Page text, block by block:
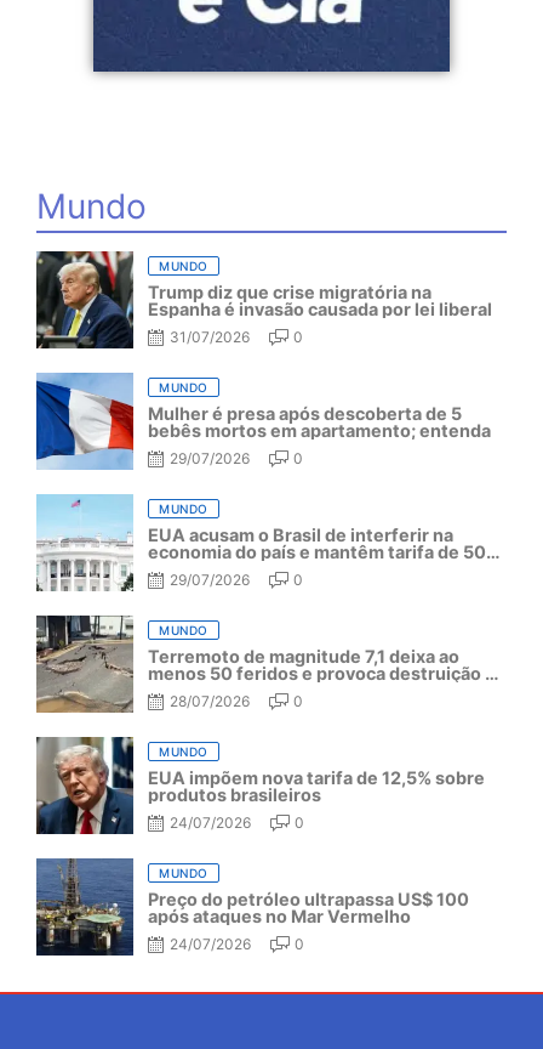
Mundo
MUNDO
Trump diz que crise migratória na
Espanha é invasão causada por lei liberal
31/07/2026 0
MUNDO
Mulher é presa após descoberta de 5
bebês mortos em apartamento; entenda
29/07/2026 0
MUNDO
EUA acusam o Brasil de interferir na
economia do país e mantêm tarifa de 50%
por mais um ano
29/07/2026 0
MUNDO
Terremoto de magnitude 7,1 deixa ao
menos 50 feridos e provoca destruição no
Japão
28/07/2026 0
MUNDO
EUA impõem nova tarifa de 12,5% sobre
produtos brasileiros
24/07/2026 0
MUNDO
Preço do petróleo ultrapassa US$ 100
após ataques no Mar Vermelho
24/07/2026 0